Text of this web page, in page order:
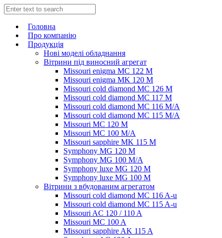
Головна
Про компанію
Продукція
Нові моделі обладнання
Вітрини під виносний агрегат
Missouri enigma MC 122 M
Missouri enigma MK 120 M
Missouri cold diamond MC 126 M
Missouri cold diamond MC 117 M
Missouri cold diamond MC 116 M/A
Missouri cold diamond MC 115 M/A
Missouri MC 120 M
Missouri MC 100 M/A
Missouri sapphire MK 115 M
Symphony MG 120 M
Symphony MG 100 M/А
Symphony luxe MG 120 M
Symphony luxe MG 100 M
Вітрини з вбудованим агрегатом
Missouri cold diamond MC 116 A-u
Missouri cold diamond MC 115 A-u
Missouri AC 120 / 110 A
Missouri MC 100 A
Missouri sapphire AK 115 A